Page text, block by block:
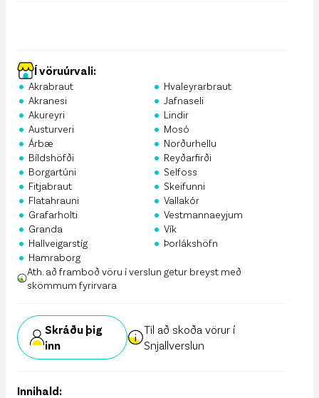
Í vöruúrvali:
• Akrabraut
• Akranesi
• Akureyri
• Austurveri
• Árbæ
• Bíldshöfði
• Borgartúni
• Fitjabraut
• Flatahrauni
• Grafarholti
• Granda
• Hallveigarstíg
• Hamraborg
• Hvaleyrarbraut
• Jafnaseli
• Lindir
• Mosó
• Norðurhellu
• Reyðarfirði
• Selfoss
• Skeifunni
• Vallakór
• Vestmannaeyjum
• Vík
• Þorlákshöfn
Ath. að framboð vöru í verslun getur breyst með
skömmum fyrirvara
Skráðu þig
inn
Til að skoða vörur í
Snjallverslun
Innihald: